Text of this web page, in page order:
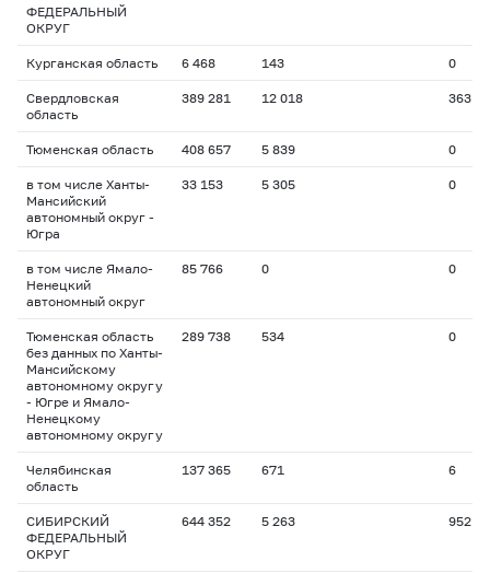
ФЕДЕРАЛЬНЫЙ
ОКРУГ
Курганская область 6 468 143 0
Свердловская
область
389 281 12 018 363
Тюменская область 408 657 5 839 0
в том числе Ханты-
Мансийский
автономный округ -
Югра
33 153 5 305 0
в том числе Ямало-
Ненецкий
автономный округ
85 766 0 0
Тюменская область
без данных по Ханты-
Мансийскому
автономному округу
- Югре и Ямало-
Ненецкому
автономному округу
289 738 534 0
Челябинская
область
137 365 671 6
СИБИРСКИЙ
ФЕДЕРАЛЬНЫЙ
ОКРУГ
644 352 5 263 952